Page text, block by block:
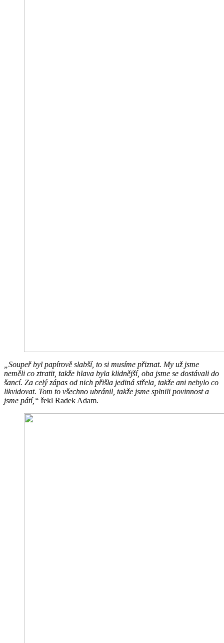
„Soupeř byl papírově slabší, to si musíme přiznat. My už jsme
neměli co ztratit, takže hlava byla klidnější, oba jsme se dostávali do
šancí. Za celý zápas od nich přišla jediná střela, takže ani nebylo co
likvidovat. Tom to všechno ubránil, takže jsme splnili povinnost a
jsme pátí,“ řekl Radek Adam.